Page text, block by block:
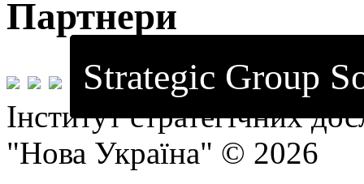
Партнери
Strategic Group
Інститут стратегічних
"Нова Україна" © 2026